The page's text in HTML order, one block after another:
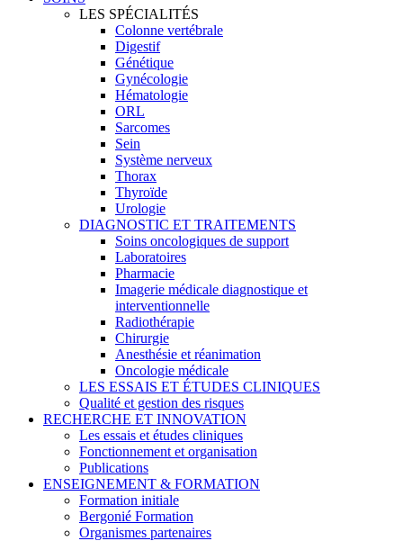
LES SPÉCIALITÉS
Colonne vertébrale
Digestif
Génétique
Gynécologie
Hématologie
ORL
Sarcomes
Sein
Système nerveux
Thorax
Thyroïde
Urologie
DIAGNOSTIC ET TRAITEMENTS
Soins oncologiques de support
Laboratoires
Pharmacie
Imagerie médicale diagnostique et
interventionnelle
Radiothérapie
Chirurgie
Anesthésie et réanimation
Oncologie médicale
LES ESSAIS ET ÉTUDES CLINIQUES
Qualité et gestion des risques
RECHERCHE ET INNOVATION
Les essais et études cliniques
Fonctionnement et organisation
Publications
ENSEIGNEMENT & FORMATION
Formation initiale
Bergonié Formation
Organismes partenaires